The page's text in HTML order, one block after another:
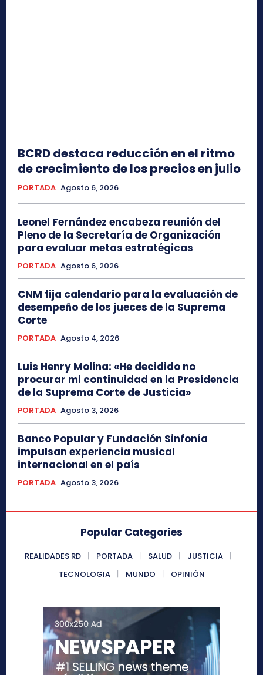
BCRD destaca reducción en el ritmo
de crecimiento de los precios en julio
PORTADA Agosto 6, 2026
Leonel Fernández encabeza reunión del
Pleno de la Secretaría de Organización
para evaluar metas estratégicas
PORTADA Agosto 6, 2026
CNM fija calendario para la evaluación de
desempeño de los jueces de la Suprema
Corte
PORTADA Agosto 4, 2026
Luis Henry Molina: «He decidido no
procurar mi continuidad en la Presidencia
de la Suprema Corte de Justicia»
PORTADA Agosto 3, 2026
Banco Popular y Fundación Sinfonía
impulsan experiencia musical
internacional en el país
PORTADA Agosto 3, 2026
Popular Categories
REALIDADES RD PORTADA SALUD
JUSTICIA
TECNOLOGIA
MUNDO OPINIÓN